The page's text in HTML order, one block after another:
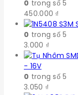
0 trong số 5
450.000 ₫
0 trong số 5
3.000 ₫
- 16V
0 trong số 5
3.050 ₫